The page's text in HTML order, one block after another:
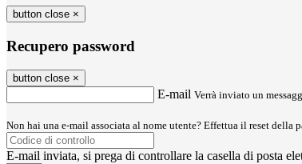
button close ×
Recupero password
button close ×
E-mail Verrà inviato un
Non hai una e-mail associata al nome utente? Effettua il reset della
E-mail inviata, si prega di controllare la casella di posta